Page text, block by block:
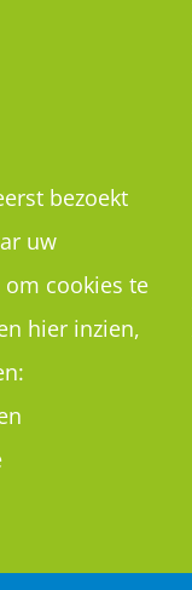
bezoekt
uw
cookies te
hier inzien,